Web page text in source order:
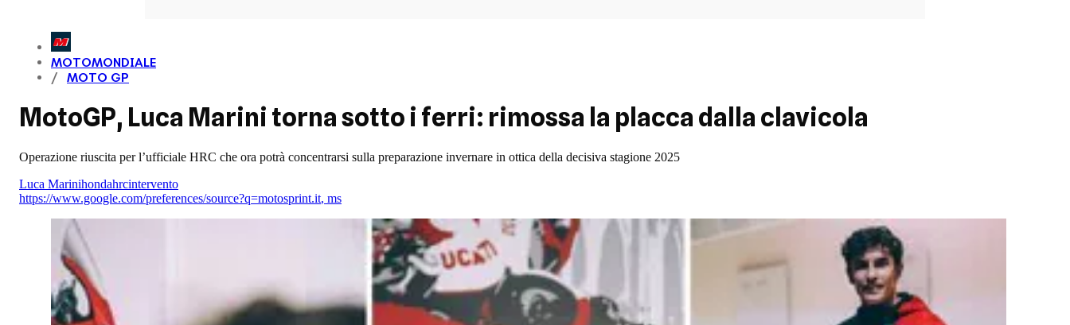
MOTOMONDIALE
MOTO GP
MotoGP, Luca Marini torna sotto i ferri: rimossa la placca dalla clavicola
Operazione riuscita per l’ufficiale HRC che ora potrà concentrarsi sulla preparazione invernare in ottica della decisiva stagione 2025
Luca Marinihondahrcintervento
https://www.google.com/preferences/source?q=motosprint.it, ms